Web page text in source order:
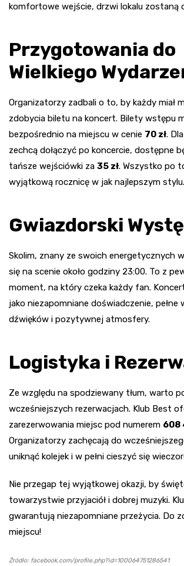
komfortowe wejście, drzwi lokalu zostaną
Przygotowania do
Wielkiego
Organizatorzy zadbali o to, by każdy miał
zdobycia biletu na koncert. Bilety wstępu
bezpośrednio na miejscu w cenie 70 zł.
zechcą dołączyć po koncercie, dostępne
tańsze wejściówki za 35 zł. Wszystko po
wyjątkową rocznicę w jak najlepszym stylu.
Gwiazdorski
Skolim, znany ze swoich energetycznych
się na scenie około godziny 23:00. To z
moment, na który czeka każdy fan.
jako niezapomniane doświadczenie,
dźwięków i pozytywnej atmosfery.
Logistyka i
Ze względu na spodziewany tłum, warto
wcześniejszych rezerwacjach. Klub Best
zarezerwowania miejsc pod numerem 608
Organizatorzy zachęcają do
uniknąć kolejek i w pełni cieszyć się
Nie przegap tej wyjątkowej okazji, by
towarzystwie przyjaciół i dobrej muzyki.
gwarantują niezapomniane przeżycia. Do
miejscu!
Źródło: facebook.com/profile.php?id=100064751286541